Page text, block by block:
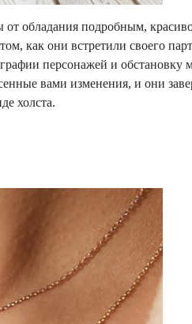
от обладания подробным,
как они встретили своего
персонажей и обстановку
вами изменения, и они
холста.